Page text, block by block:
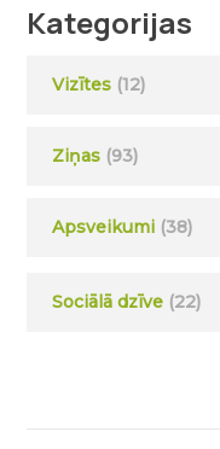
Kategorijas
Vizītes (12)
Ziņas (93)
Apsveikumi (38)
Sociālā dzīve (22)